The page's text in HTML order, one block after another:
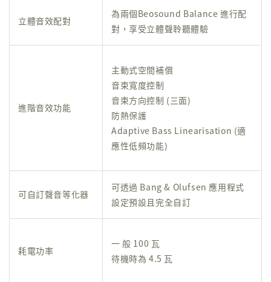
立體音效配對
為兩個Beosound Balance 進行配
對，享受立體聲聆聽體驗
進階音效功能
主動式空間補償
音束寬度控制
音束方向控制 (三面)
防熱保護
Adaptive Bass Linearisation (適
應性低頻功能)
可自訂聲音等化器
可透過 Bang & Olufsen 應用程式
設定預設且完全自訂
耗電功率
一 般 100 瓦
待機時為 4.5 瓦